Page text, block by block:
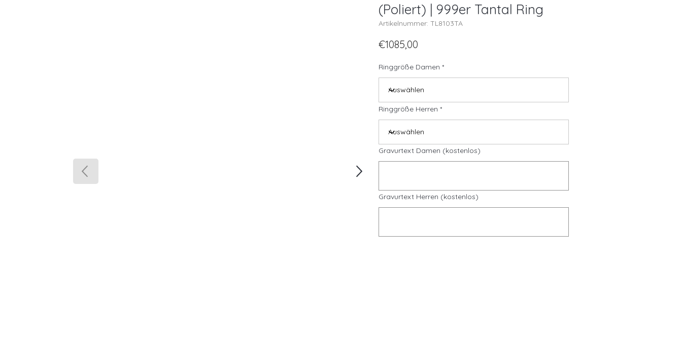
(Poliert) | 999er Tantal Ring
Artikelnummer: TL8103TA
€1085,00
Ringgröße Damen
Ringgröße Herren
Gravurtext Damen (kostenlos)
Gravurtext Herren (kostenlos)